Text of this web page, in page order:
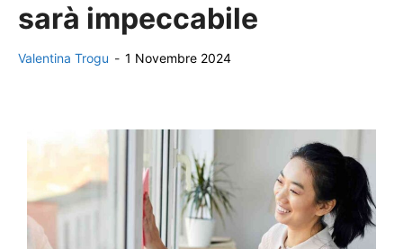
sarà impeccabile
Valentina Trogu - 1 Novembre 2024